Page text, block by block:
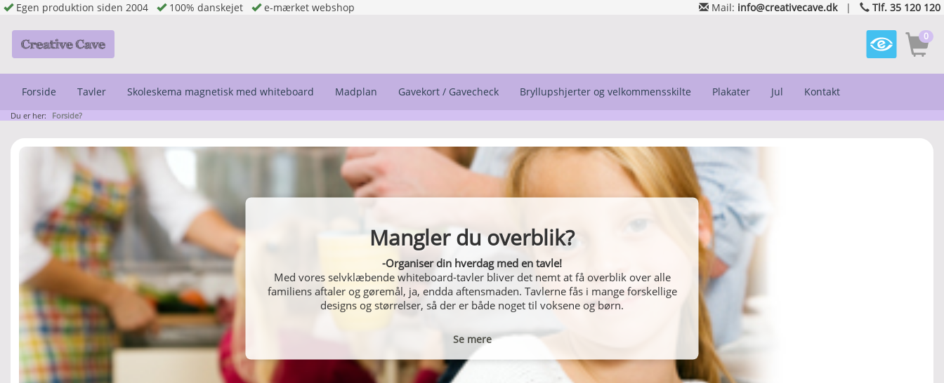
Egen produktion siden 2004 100% danskejet e-mærket webshop Mail: info@creativecave.dk| Tlf. 35 120 120
0
Forside Tavler Skoleskema magnetisk med whiteboard Madplan Gavekort / Gavecheck Bryllupshjerter og velkommensskilte Plakater Jul Kontakt
Du er her: Forside?
Mangler du overblik?
-Organiser din hverdag med en tavle!
Med vores selvklæbende whiteboard-tavler bliver det nemt at få overblik over alle
familiens aftaler og gøremål, ja, endda aftensmaden. Tavlerne fås i mange forskellige
designs og størrelser, så der er både noget til voksene og børn.
Se mere
Wallstickers
Indret dig personligt. Få lavet din egen tekst lige til at hænge på væggen, eller vælg
mellem vores andre flotte motiver.